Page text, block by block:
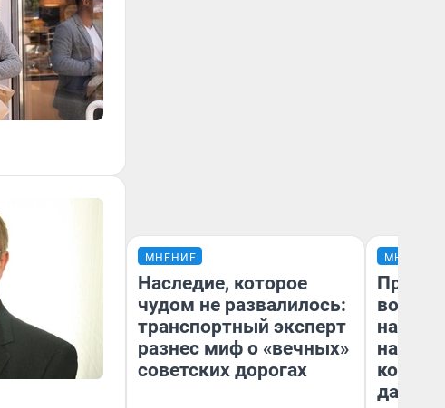
МНЕНИЕ
Наследие, которое
чудом не развалилось:
транспортный эксперт
разнес миф о «вечных»
советских дорогах
МНЕНИЕ
нам
даже